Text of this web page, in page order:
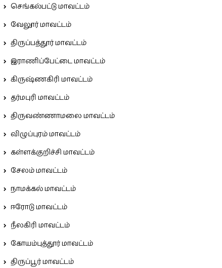
செங்கல்பட்டு மாவட்டம்
வேலூர் மாவட்டம்
திருப்பத்தூர் மாவட்டம்
இராணிப்பேட்டை மாவட்டம்
கிருஷ்ணகிரி மாவட்டம்
தர்மபுரி மாவட்டம்
திருவண்ணாமலை மாவட்டம்
விழுப்புரம் மாவட்டம்
கள்ளக்குறிச்சி மாவட்டம்
சேலம் மாவட்டம்
நாமக்கல் மாவட்டம்
ஈரோடு மாவட்டம்
நீலகிரி மாவட்டம்
கோயம்புத்தூர் மாவட்டம்
திருப்பூர் மாவட்டம்